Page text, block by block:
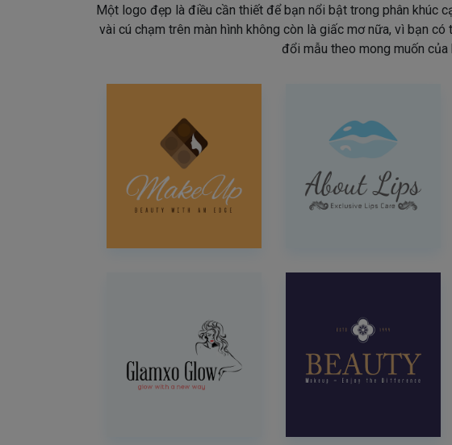
Một logo đẹp là điều cần thiết để bạn nổi bật trong phân khúc
vài cú chạm trên màn hình không còn là giấc mơ nữa, vì bạn
đổi mẫu theo mong muốn